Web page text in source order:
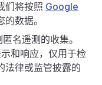
们将按照 Google
数据。
名遥测的收集。
和响应，仅用于检
法律或监管披露的